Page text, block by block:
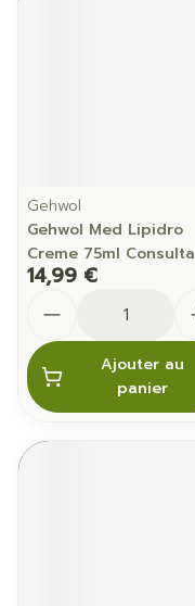
Gehwol
Gehwol Med Lipidro
Creme 75ml Consulta
14,99 €
Ajouter au
panier